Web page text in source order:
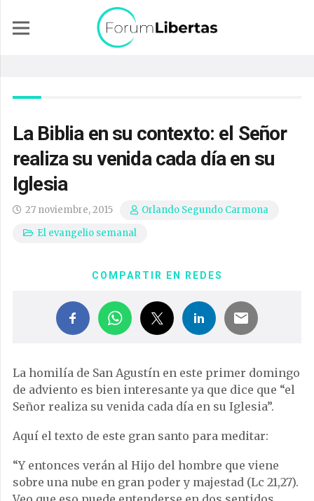
La Biblia en su contexto: el Señor
realiza su venida cada día en su
Iglesia
27 noviembre, 2015
Orlando Segundo Carmona
El evangelio semanal
COMPARTIR EN REDES
La homilía de San Agustín en este primer domingo
de adviento es bien interesante ya que dice que “el
Señor realiza su venida cada día en su Iglesia”.
Aquí el texto de este gran santo para meditar:
“Y entonces verán al Hijo del hombre que viene
sobre una nube en gran poder y majestad (Lc 21,27).